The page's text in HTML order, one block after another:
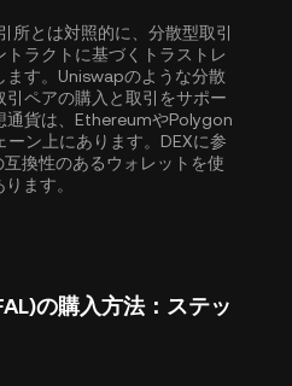
所とは対照的に、分散型取引
ラクトに基づくトラストレ
ます。Uniswapのような分散
ペアの購入と取引をサポー
貨は、 EthereumやPolygon
ン上にあります。DEXに参
換性のあるウォレットを使
ます。
の購入方法：ステッ